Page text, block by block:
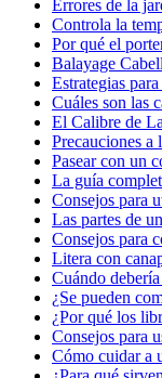
Errores de la
Controla la
Por qué el
Balayage
Estrategias
Cuáles son las
El Calibre de
Precauciones a
Pasear con un
La guía
Consejos para
Las partes de
Consejos para
Litera con
Cuándo
¿Se pueden
¿Por qué los
Consejos para
Cómo cuidar a